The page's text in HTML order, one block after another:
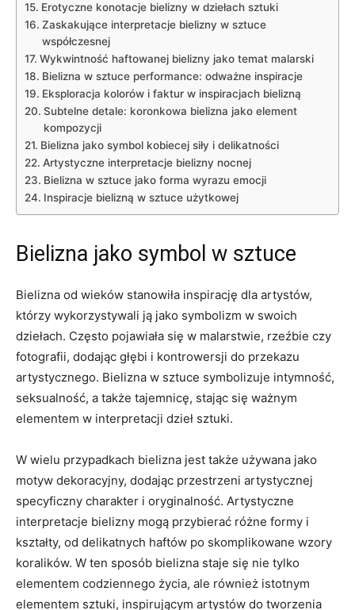
Erotyczne konotacje bielizny w dziełach sztuki
Zaskakujące⁤ interpretacje ​bielizny w sztuce
współczesnej
Wykwintność‍ haftowanej bielizny jako temat malarski
Bielizna w ⁤sztuce performance: odważne inspiracje
Eksploracja kolorów i faktur w inspiracjach bielizną
Subtelne detale:​ koronkowa bielizna jako element
kompozycji
Bielizna jako symbol kobiecej⁢ siły i delikatności
Artystyczne interpretacje ⁢bielizny⁤ nocnej
Bielizna ⁤w ​sztuce jako⁣ forma wyrazu⁤ emocji
Inspiracje bielizną⁤ w sztuce użytkowej
Bielizna jako symbol w ⁤sztuce
Bielizna ‍od wieków stanowiła inspirację⁤ dla artystów,
którzy⁣ wykorzystywali​ ją jako⁣ symbolizm w swoich
dziełach. Często pojawiała​ się ​w malarstwie, rzeźbie czy
fotografii, dodając głębi i kontrowersji do ‍przekazu
artystycznego. Bielizna w sztuce symbolizuje intymność,
seksualność, a ‌także tajemnicę, stając się ​ważnym
elementem w interpretacji dzieł sztuki.
W wielu ‌przypadkach bielizna jest także⁢ używana jako
⁢motyw dekoracyjny, dodając​ przestrzeni artystycznej
specyficzny charakter i oryginalność. Artystyczne ​
interpretacje bielizny mogą przybierać różne formy i
‌kształty, od delikatnych haftów ⁢po skomplikowane wzory
koralików. ⁣W ten ​sposób bielizna ‌staje się nie‌ tylko
elementem codziennego życia, ale ‌również istotnym
elementem sztuki, inspirującym artystów do tworzenia